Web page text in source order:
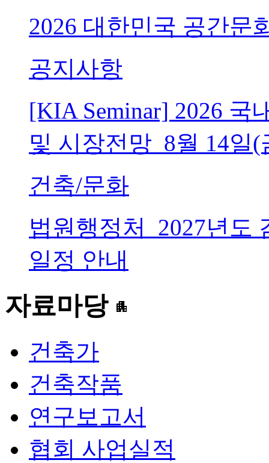
2026 대한민국 공간문
공지사항
[KIA Seminar] 2026 국
및 시장전망_8월 14일(
건축/문화
법원행정처_2027년도
일정 안내
자료마당 apartment
건축가
건축작품
연구보고서
협회 사업실적